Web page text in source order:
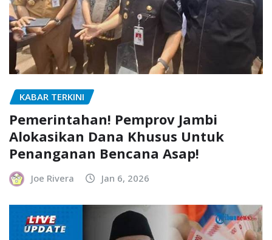
KABAR TERKINI
Pemerintahan! Pemprov Jambi
Alokasikan Dana Khusus Untuk
Penanganan Bencana Asap!
Joe Rivera Jan 6, 2026